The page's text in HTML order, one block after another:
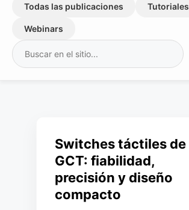
Todas las publicaciones Tutoriales
Webinars
Buscar:
Switches táctiles de
GCT: fiabilidad,
precisión y diseño
compacto